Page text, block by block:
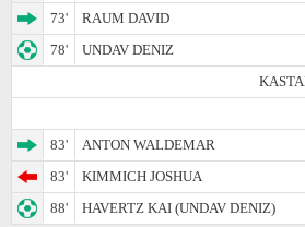
73'
RAUM DAVID
78'
UNDAV DENIZ
83'
ANTON WALDEMAR
83'
KIMMICH JOSHUA
88'
HAVERTZ KAI (UNDAV DENIZ)